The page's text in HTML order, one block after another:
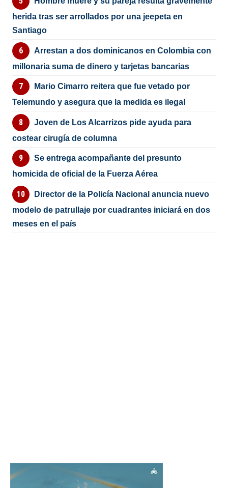
herida tras ser arrollados por una jeepeta en
Santiago
Arrestan a dos dominicanos en Colombia con
millonaria suma de dinero y tarjetas bancarias
Mario Cimarro reitera que fue vetado por
Telemundo y asegura que la medida es ilegal
Joven de Los Alcarrizos pide ayuda para
costear cirugía de columna
Se entrega acompañante del presunto
homicida de oficial de la Fuerza Aérea
Director de la Policía Nacional anuncia nuevo
modelo de patrullaje por cuadrantes iniciará en dos
meses en el país